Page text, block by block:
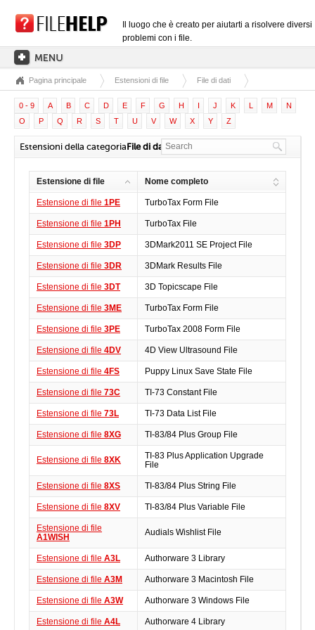
Il luogo che è creato per aiutarti a risolvere diversi
problemi con i file.
PAGINA PRINCIPALE
CATEGORIE DELLE ESTENSIONI
CATEGORIE DEI DRIVER
FILE DLL
CONVERSIONI DI FILE
SOFTWARE
Pagina principale Estensioni di file File di dati
0 - 9 A B C D E F G H I J K L M
N
O
P Q R S T U V W X Y Z
Estensioni della categoriaFile di dati
Estensione di file Nome completo
Estensione di file 1PE TurboTax Form File
Estensione di file 1PH TurboTax File
Estensione di file 3DP 3DMark2011 SE Project File
Estensione di file 3DR 3DMark Results File
Estensione di file 3DT 3D Topicscape File
Estensione di file 3ME TurboTax Form File
Estensione di file 3PE TurboTax 2008 Form File
Estensione di file 4DV 4D View Ultrasound File
Estensione di file 4FS Puppy Linux Save State File
Estensione di file 73C TI-73 Constant File
Estensione di file 73L TI-73 Data List File
Estensione di file 8XG TI-83/84 Plus Group File
Estensione di file 8XK
TI-83 Plus Application Upgrade
File
Estensione di file 8XS TI-83/84 Plus String File
Estensione di file 8XV TI-83/84 Plus Variable File
Estensione di file
A1WISH
Audials Wishlist File
Estensione di file A3L Authorware 3 Library
Estensione di file A3M Authorware 3 Macintosh File
Estensione di file A3W Authorware 3 Windows File
Estensione di file A4L Authorware 4 Library